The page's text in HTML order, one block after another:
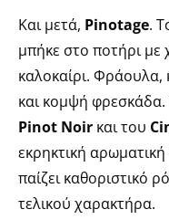
Και μετά, Pinotage.
μπήκε στο ποτήρι με
καλοκαίρι. Φράουλα,
και κομψή
Pinot Noir και του
εκρηκτική
παίζει καθοριστικό
τελικού χαρακτήρα.